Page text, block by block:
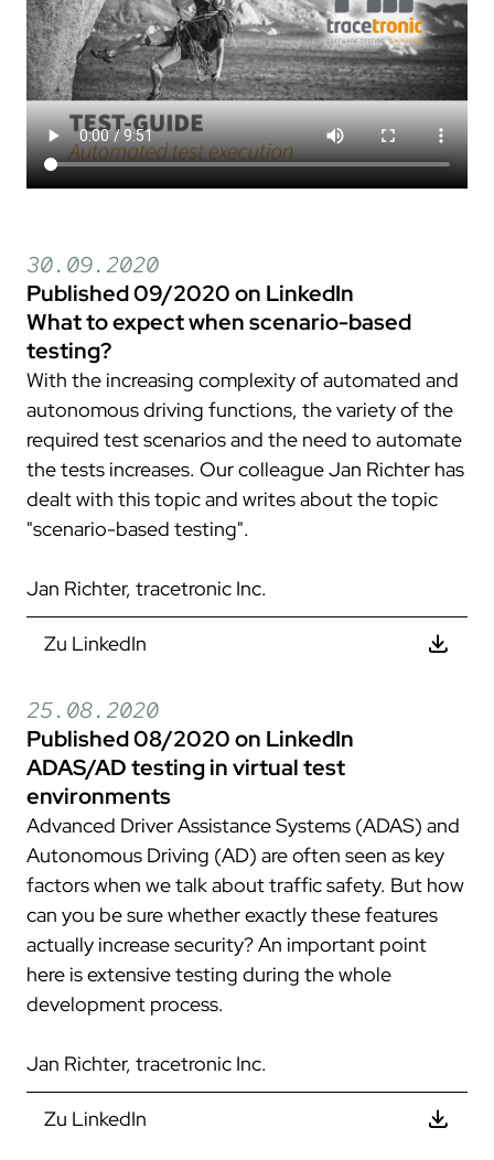
30.09.2020
Published 09/2020 on LinkedIn
What to expect when scenario-based
testing?
With the increasing complexity of automated and
autonomous driving functions, the variety of the
required test scenarios and the need to automate
the tests increases. Our colleague Jan Richter has
dealt with this topic and writes about the topic
"scenario-based testing".
Jan Richter, tracetronic Inc.
Zu LinkedIn
25.08.2020
Published 08/2020 on LinkedIn
ADAS/AD testing in virtual test
environments
Advanced Driver Assistance Systems (ADAS) and
Autonomous Driving (AD) are often seen as key
factors when we talk about traffic safety. But how
can you be sure whether exactly these features
actually increase security? An important point
here is extensive testing during the whole
development process.
Jan Richter, tracetronic Inc.
Zu LinkedIn